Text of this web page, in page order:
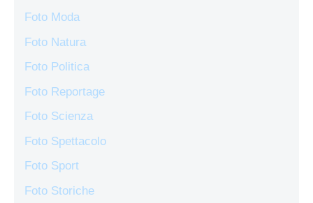
Foto Moda
Foto Natura
Foto Politica
Foto Reportage
Foto Scienza
Foto Spettacolo
Foto Sport
Foto Storiche